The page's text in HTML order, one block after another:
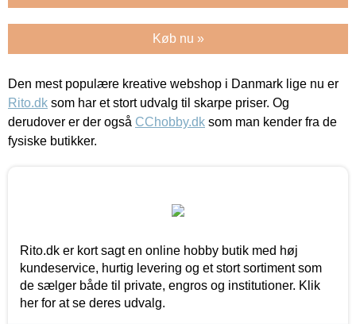
Køb nu »
Den mest populære kreative webshop i Danmark lige nu er
Rito.dk som har et stort udvalg til skarpe priser. Og
derudover er der også CChobby.dk som man kender fra de
fysiske butikker.
Rito.dk er kort sagt en online hobby butik med høj
kundeservice, hurtig levering og et stort sortiment som
de sælger både til private, engros og institutioner. Klik
her for at se deres udvalg.